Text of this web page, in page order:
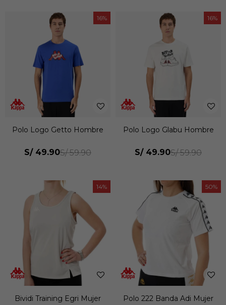
16
Polo Logo Getto Hombre
S/ 49.90S/ 59.90
16
Polo Logo Glabu Hombre
S/ 49.90S/ 59.90
14
Bividi Training Egri Mujer
50
Polo 222 Banda Adi Mujer